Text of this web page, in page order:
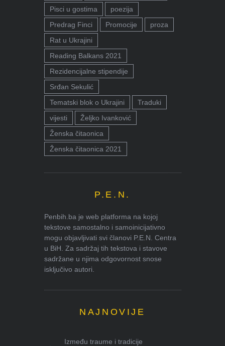
Pisci u gostima
poezija
Predrag Finci
Promocije
proza
Rat u Ukrajini
Reading Balkans 2021
Rezidencijalne stipendije
Srđan Sekulić
Tematski blok o Ukrajini
Traduki
vijesti
Željko Ivanković
Ženska čitaonica
Ženska čitaonica 2021
P.E.N.
Penbih.ba je web platforma na kojoj
tekstove samostalno i samoinicijativno
mogu objavljivati svi članovi P.E.N. Centra
u BiH. Za sadržaj tih tekstova i stavove
sadržane u njima odgovornost snose
isključivo autori.
NAJNOVIJE
Između traume i tradicije